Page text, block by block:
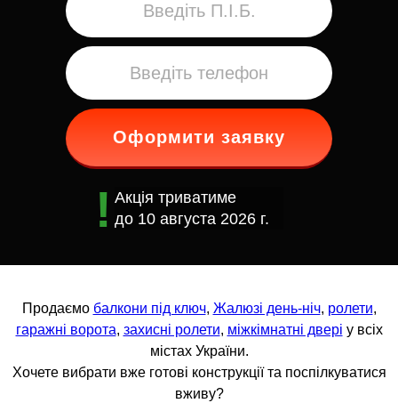
Оформити заявку
Акція триватиме
до 10 августа 2026 г.
Продаємо балкони під ключ, Жалюзі день-ніч, ролети,
гаражні ворота, захисні ролети, міжкімнатні двері у всіх
містах України.
Хочете вибрати вже готові конструкції та поспілкуватися
вживу?